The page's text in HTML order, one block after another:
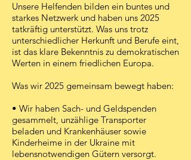
Unsere Helfenden bilden ein buntes und
starkes Netzwerk und haben uns 2025
tatkräftig unterstützt. Was uns trotz
unterschiedlicher Herkunft und Berufe eint,
ist das klare Bekenntnis zu demokratischen
Werten in einem friedlichen Europa.
Was wir 2025 gemeinsam bewegt haben:
• Wir haben Sach- und Geldspenden
gesammelt, unzählige Transporter
beladen und Krankenhäuser sowie
Kinderheime in der Ukraine mit
lebensnotwendigen Gütern versorgt.